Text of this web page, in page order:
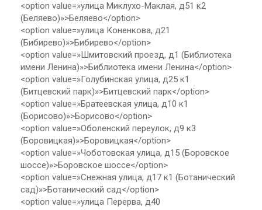
<option value=»улица Миклухо-Маклая, д51 к2
(Беляево)»>Беляево</option>
<option value=»улица Коненкова, д21
(Бибирево)»>Бибирево</option>
<option value=»Шмитовский проезд, д1 (Библиотека
имени Ленина)»>Библиотека имени Ленина</option>
<option value=»Голубинская улица, д25 к1
(Битцевский парк)»>Битцевский парк</option>
<option value=»Братеевская улица, д10 к1
(Борисово)»>Борисово</option>
<option value=»Оболенский переулок, д9 к3
(Боровицкая)»>Боровицкая</option>
<option value=»Чоботовская улица, д15 (Боровское
шоссе)»>Боровское шоссе</option>
<option value=»Снежная улица, д17 к1 (Ботанический
сад)»>Ботанический сад</option>
<option value=»улица Перерва, д40